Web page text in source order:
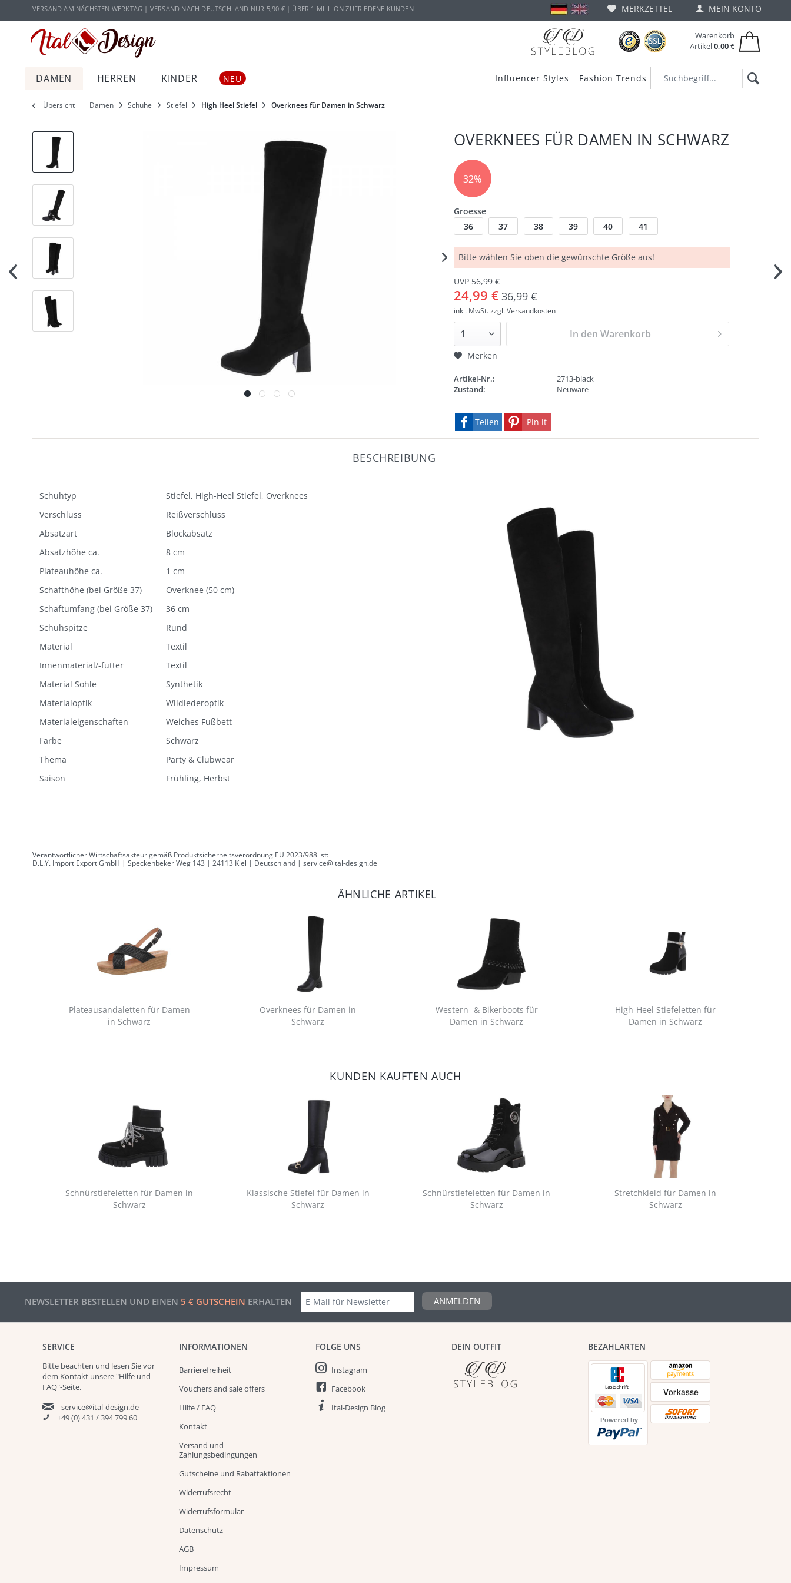
Zur Hauptnavigation springen Zum Hauptinhalt springen
VERSAND AM NÄCHSTEN WERKTAG | VERSAND NACH DEUTSCHLAND NUR 5,90 € | ÜBER 1 MILLION ZUFRIEDENE KUNDEN MERKZETTEL MEIN KONTO
Warenkorb
Artikel0,00 €
DAMEN HERREN KINDER NEU Influencer Styles Fashion Trends
Übersicht Damen Schuhe Stiefel High Heel Stiefel Overknees für Damen in Schwarz
OVERKNEES FÜR DAMEN IN SCHWARZ
32%
Groesse
36
37 38 39 40 41
Bitte wählen Sie oben die gewünschte Größe aus!
UVP 56,99 €
24,99 €36,99 €
inkl. MwSt. zzgl. Versandkosten
In den Warenkorb
Merken
Artikel-Nr.:
2713-black
Zustand:
Neuware
Teilen Pin it
BESCHREIBUNG
Schuhtyp
Stiefel, High-Heel Stiefel, Overknees
Verschluss
Reißverschluss
Absatzart
Blockabsatz
Absatzhöhe ca.
8 cm
Plateauhöhe ca.
1 cm
Schafthöhe (bei Größe 37)
Overknee (50 cm)
Schaftumfang (bei Größe 37)
36 cm
Schuhspitze
Rund
Material
Textil
Innenmaterial/-futter
Textil
Material Sohle
Synthetik
Materialoptik
Wildlederoptik
Materialeigenschaften
Weiches Fußbett
Farbe
Schwarz
Thema
Party & Clubwear
Saison
Frühling, Herbst
Verantwortlicher Wirtschaftsakteur gemäß Produktsicherheitsverordnung EU 2023/988 ist:
D.L.Y. Import Export GmbH | Speckenbeker Weg 143 | 24113 Kiel | Deutschland | service@ital-design.de
ÄHNLICHE ARTIKEL
Plateausandaletten für Damen
in Schwarz
Overknees für Damen in
Schwarz
Western- & Bikerboots für
Damen in Schwarz
High-Heel Stiefeletten für
Damen in Schwarz
KUNDEN KAUFTEN AUCH
Schnürstiefeletten für Damen in
Schwarz
Klassische Stiefel für Damen in
Schwarz
Schnürstiefeletten für Damen in
Schwarz
Stretchkleid für Damen in
Schwarz
NEWSLETTER BESTELLEN UND EINEN 5 € GUTSCHEIN ERHALTEN ANMELDEN
SERVICE
Bitte beachten und lesen Sie vor
dem Kontakt unsere "Hilfe und
FAQ"-Seite.
service@ital-design.de
+49 (0) 431 / 394 799 60
INFORMATIONEN
Barrierefreiheit
Vouchers and sale offers
Hilfe / FAQ
Kontakt
Versand und
Zahlungsbedingungen
Gutscheine und Rabattaktionen
Widerrufsrecht
Widerrufsformular
Datenschutz
AGB
Impressum
FOLGE UNS
Instagram
Facebook
Ital-Design Blog
DEIN OUTFIT BEZAHLARTEN